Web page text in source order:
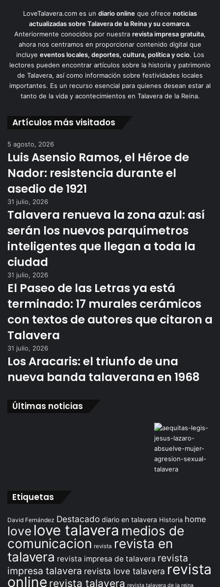
LoveTalavera.com es un diario online que ofrece noticias
actualizadas sobre Talavera de la Reina y su comarca.
Anteriormente conocidos por nuestra revista impresa gratuita,
ahora nos centramos en proporcionar contenido digital que
incluye eventos locales, deportes, cultura, política y ocio. Los
lectores pueden encontrar artículos sobre la historia y patrimonio
de Talavera, así como información sobre festividades locales
importantes. Es un recurso esencial para quienes desean estar al
tanto de la vida y acontecimientos en Talavera de la Reina.
Artículos más visitados
5 agosto, 2026
Luis Asensio Ramos, el Héroe de
Nador: resistencia durante el
asedio de 1921
31 julio, 2026
Talavera renueva la zona azul: así
serán los nuevos parquímetros
inteligentes que llegan a toda la
ciudad
31 julio, 2026
El Paseo de las Letras ya está
terminado: 17 murales cerámicos
con textos de autores que citaron a
Talavera
31 julio, 2026
Los Aracaris: el triunfo de una
nueva banda talaverana en 1968
Últimas noticias
Etiquetas
David Fernández Destacado diario en talavera Historia home
love love talavera medios de
comunicacion revista revista en
talavera revista impresa de talavera revista
impresa talavera revista love talavera revista
online revista talavera revista talavera de la reina